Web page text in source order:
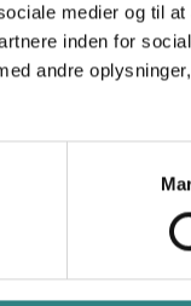
medier og til at
inden for
andre